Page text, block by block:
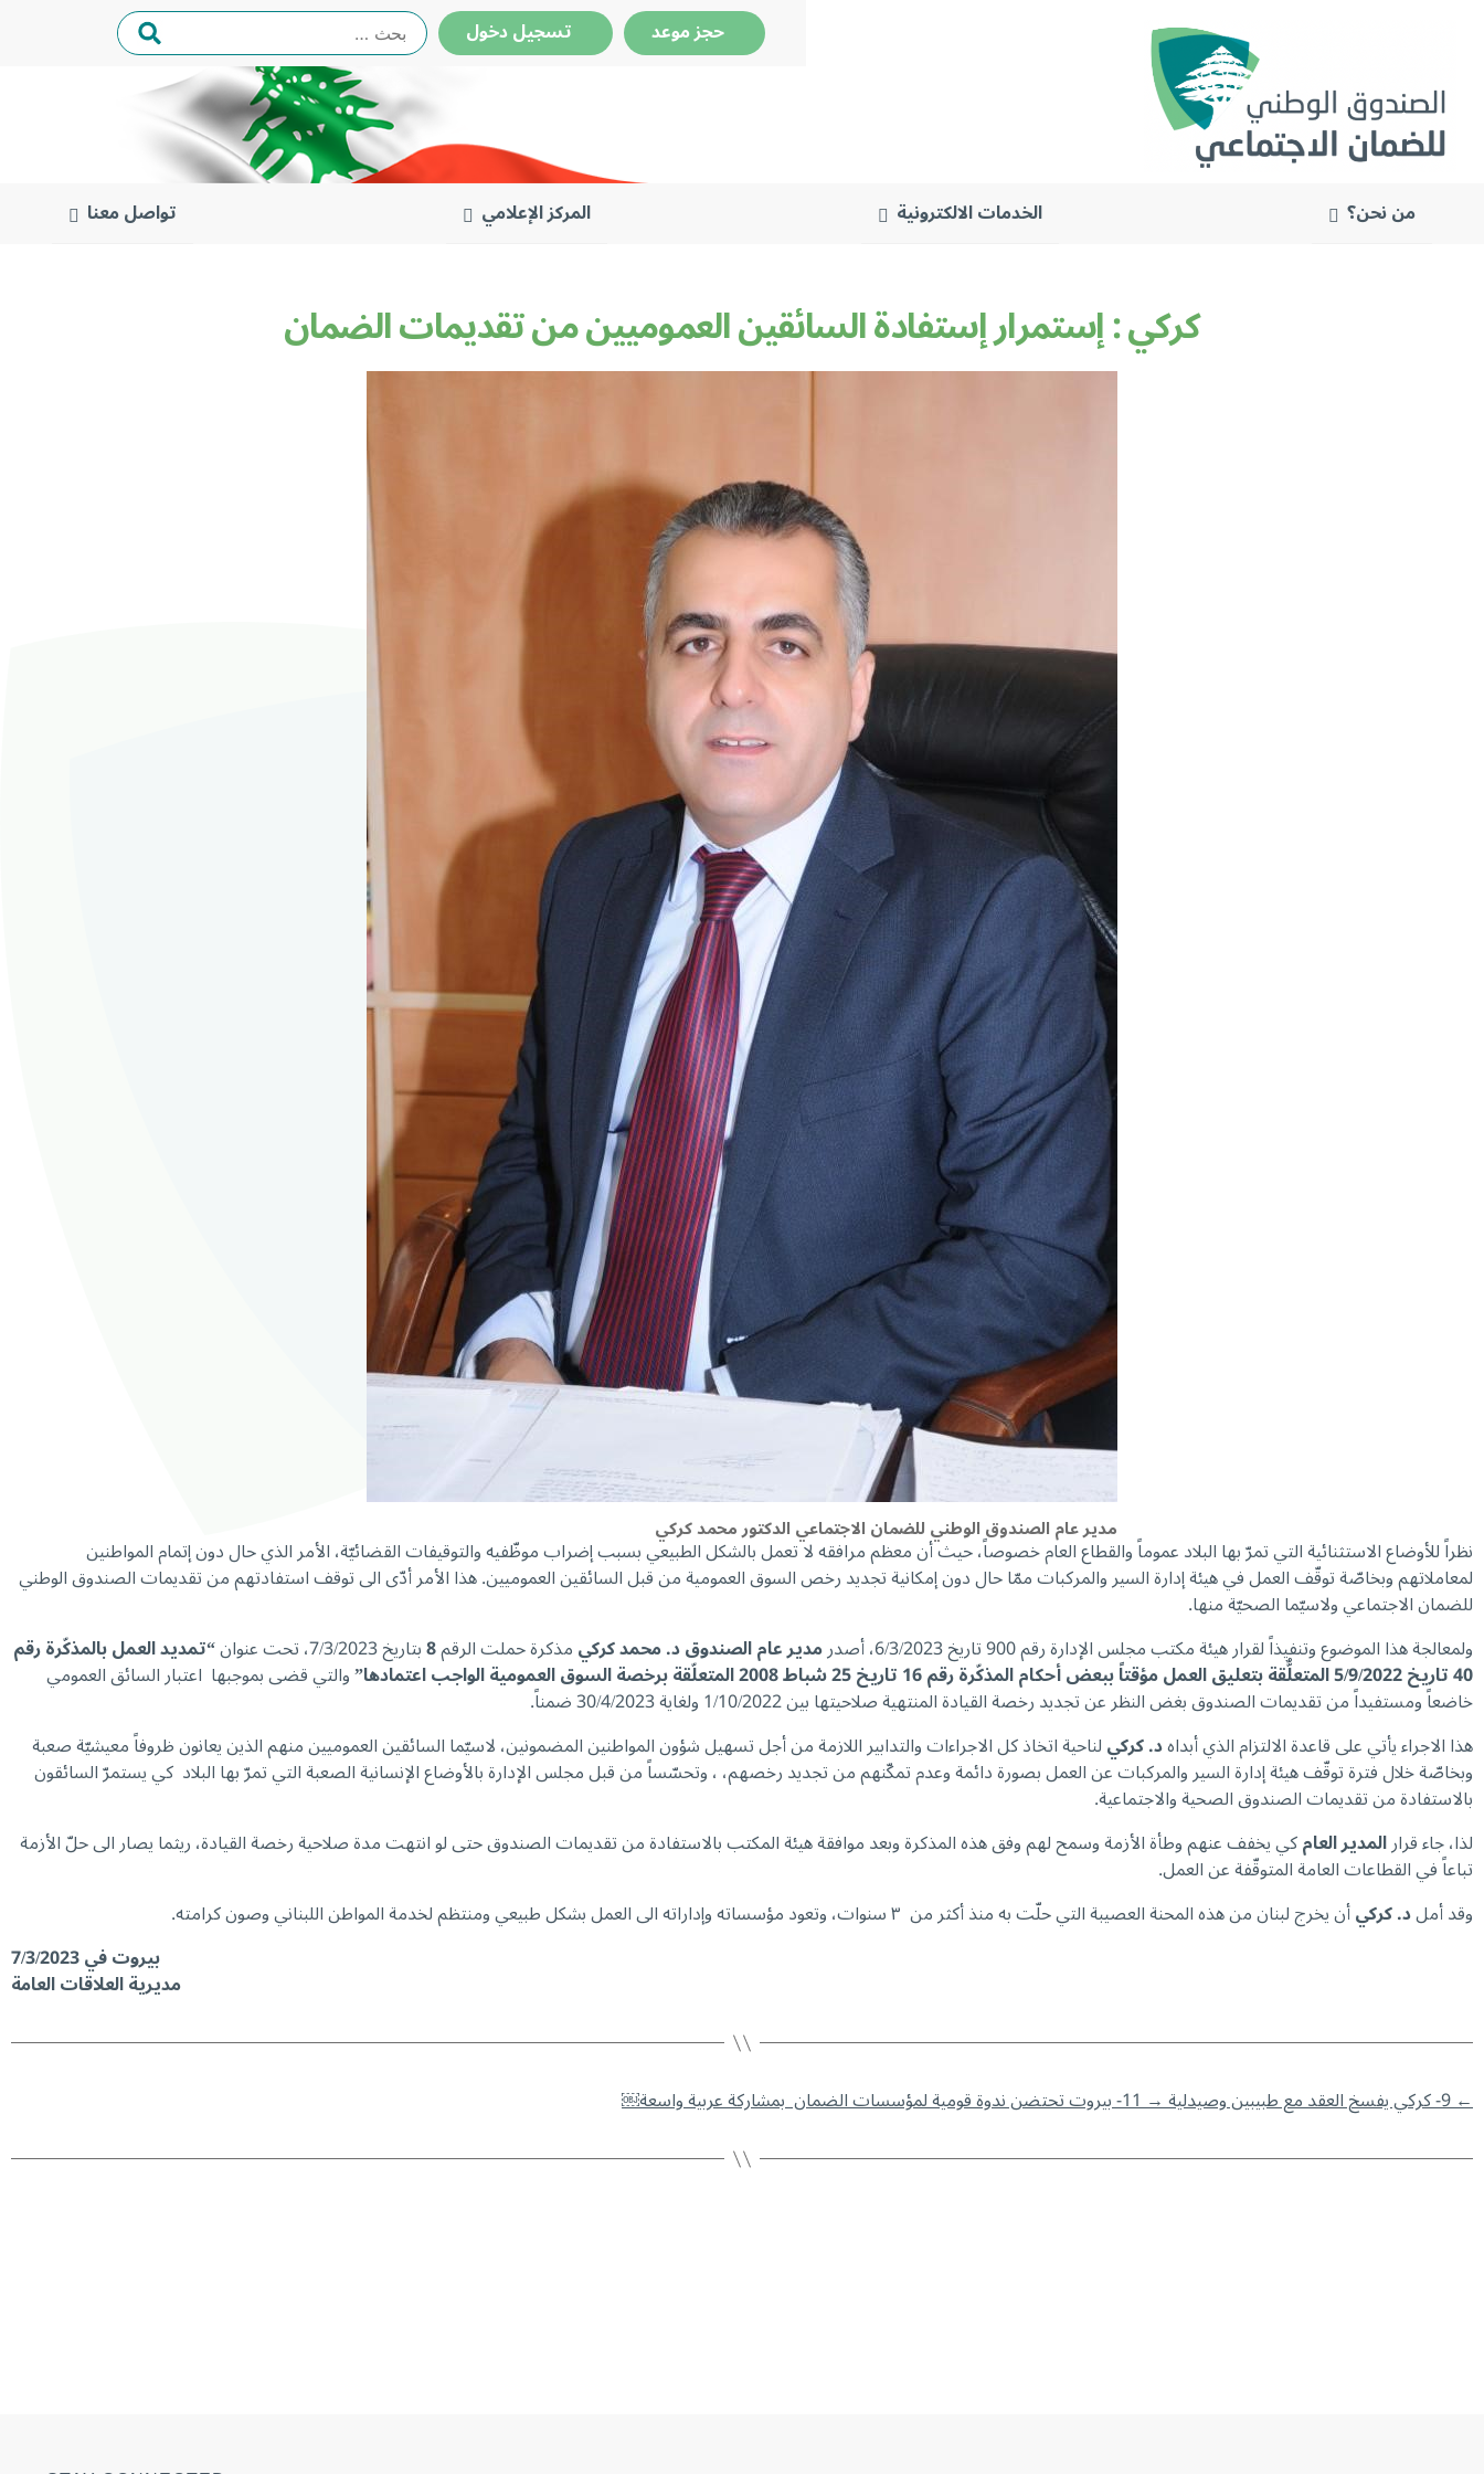
حجز موعد تسجيل دخول البحث
عن:
من نحن؟ الخدمات الالكترونية المركز الإعلامي
تواصل معنا
كركي : إستمرار إستفادة السائقين العموميين من تقديمات الضمان
مدير عام الصندوق الوطني للضمان الاجتماعي الدكتور محمد كركي
نظراً للأوضاع الاستثنائية التي تمرّ بها البلاد عموماً والقطاع العام خصوصاً، حيث أن معظم مرافقه لا تعمل بالشكل الطبيعي بسبب إضراب موظّفيه والتوقيفات القضائيّة، الأمر الذي حال دون إتمام المواطنين
لمعاملاتهم وبخاصّة توقّف العمل في هيئة إدارة السير والمركبات ممّا حال دون إمكانية تجديد رخص السوق العمومية من قبل السائقين العموميين. هذا الأمر أدّى الى توقف استفادتهم من تقديمات الصندوق الوطني
للضمان الاجتماعي ولاسيّما الصحيّة منها.
ولمعالجة هذا الموضوع وتنفيذاً لقرار هيئة مكتب مجلس الإدارة رقم 900 تاريخ 6/3/2023، أصدر
مدير عام الصندوق د. محمد كركيمذكرة حملت الرقم8بتاريخ 7/3/2023، تحت عنوان “تمديد العمل بالمذكّرة رقم
40 تاريخ 5/9/2022 المتعلٌّقة بتعليق العمل مؤقتاً ببعض أحكام المذكّرة رقم 16 تاريخ 25 شباط 2008 المتعلّقة برخصة السوق العمومية الواجب اعتمادها” والتي قضى بموجبها اعتبار السائق العمومي
خاضعاً ومستفيداً من تقديمات الصندوق بغض النظر عن تجديد رخصة القيادة المنتهية صلاحيتها بين 1/10/2022 ولغاية 30/4/2023 ضمناً.
هذا الاجراء يأتي على قاعدة الالتزام الذي أبداهد. كركيلناحية اتخاذ كل الاجراءات والتدابير اللازمة من أجل تسهيل شؤون المواطنين المضمونين، لاسيّما السائقين العموميين منهم الذين يعانون ظروفاً معيشيّة صعبة
وبخاصّة خلال فترة توقّف هيئة إدارة السير والمركبات عن العمل بصورة دائمة وعدم تمكّنهم من تجديد رخصهم، ، وتحسّساً من قبل مجلس الإدارة بالأوضاع الإنسانية الصعبة التي تمرّ بها البلاد كي يستمرّ السائقون
بالاستفادة من تقديمات الصندوق الصحية والاجتماعية.
لذا، جاء قرارالمدير العامكي يخفف عنهم وطأة الأزمة وسمح لهم وفق هذه المذكرة وبعد موافقة هيئة المكتب بالاستفادة من تقديمات الصندوق حتى لو انتهت مدة صلاحية رخصة القيادة، ريثما يصار الى حلّ الأزمة
تباعاً في القطاعات العامة المتوقّفة عن العمل.
وقد أملد. كركيأن يخرج لبنان من هذه المحنة العصيبة التي حلّت به منذ أكثر من ٣ سنوات، وتعود مؤسساته وإداراته الى العمل بشكل طبيعي ومنتظم لخدمة المواطن اللبناني وصون كرامته.
بيروت في 7/3/2023
مديرية العلاقات العامة
←9- كركي يفسخ العقد مع طبيبين وصيدلية →11- بيروت تحتضن ندوة قومية لمؤسسات الضمان بمشاركة عربية واسعة￼